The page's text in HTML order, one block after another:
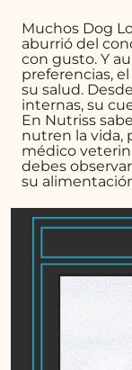
Muchos Dog
aburrió del
con gusto. Y
preferencias,
su salud.
internas, su
En Nutriss
nutren la vida,
médico
debes
su